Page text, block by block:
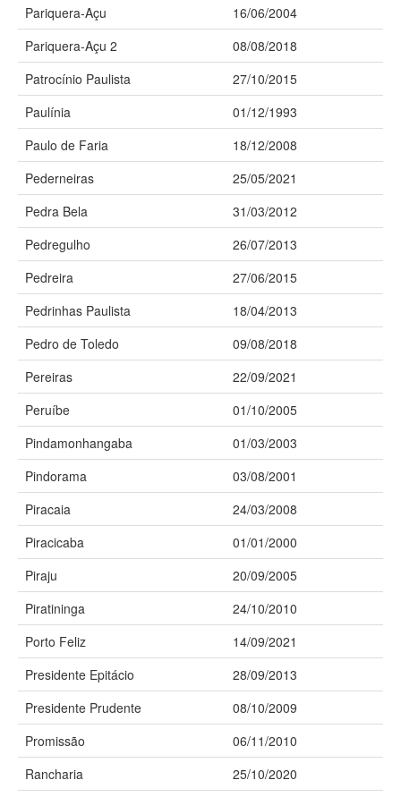
Pariquera-Açu
16/06/2004
Pariquera-Açu 2
08/08/2018
Patrocínio Paulista
27/10/2015
Paulínia
01/12/1993
Paulo de Faria
18/12/2008
Pederneiras
25/05/2021
Pedra Bela
31/03/2012
Pedregulho
26/07/2013
Pedreira
27/06/2015
Pedrinhas Paulista
18/04/2013
Pedro de Toledo
09/08/2018
Pereiras
22/09/2021
Peruíbe
01/10/2005
Pindamonhangaba
01/03/2003
Pindorama
03/08/2001
Piracaia
24/03/2008
Piracicaba
01/01/2000
Piraju
20/09/2005
Piratininga
24/10/2010
Porto Feliz
14/09/2021
Presidente Epitácio
28/09/2013
Presidente Prudente
08/10/2009
Promissão
06/11/2010
Rancharia
25/10/2020